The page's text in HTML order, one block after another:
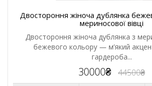
Двостороння жіноча дублянка
мериносової вівці
Двостороння жіноча дублянка з
бежевого кольору — м’який
гардероба...
30000₴ 44500₴